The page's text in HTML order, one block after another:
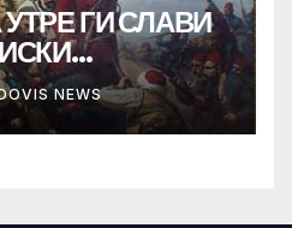
ГИ СЛАВИ
NEWS